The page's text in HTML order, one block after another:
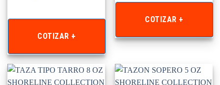
COTIZAR +
COTIZAR +